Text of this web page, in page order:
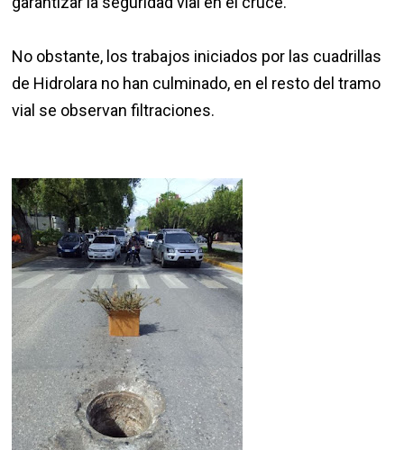
No obstante, los trabajos iniciados por las cuadrillas
de Hidrolara no han culminado, en el resto del tramo
vial se observan filtraciones.